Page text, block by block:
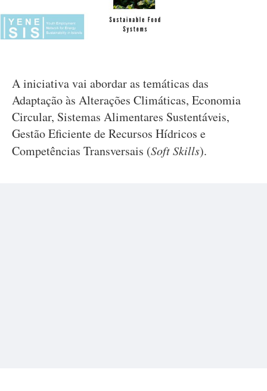
A iniciativa vai abordar as temáticas das
Adaptação às Alterações Climáticas, Economia
Circular, Sistemas Alimentares Sustentáveis,
Gestão Eficiente de Recursos Hídricos e
Competências Transversais (Soft Skills).